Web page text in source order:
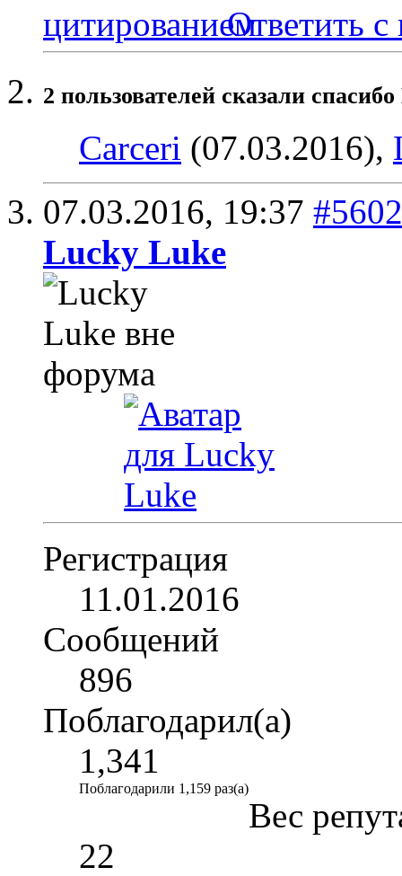
Ответить с
2 пользователей сказали
Carceri (07.03.2016),
07.03.2016, 19:37 #5602
Lucky Luke
Регистрация
11.01.2016
Сообщений
896
Поблагодарил(а)
1,341
Поблагодарили 1,159 раз(а)
Вес
22